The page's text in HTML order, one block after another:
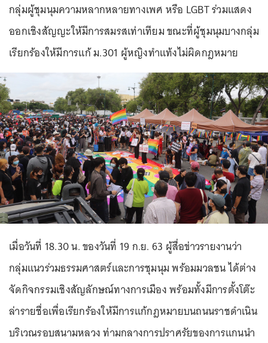
กลุ่มผู้ชุมนุมความหลากหลายทางเพศ หรือ LGBT ร่วมแสดง
ออกเชิงสัญญะให้มีการสมรสเท่าเทียม ขณะที่ผู้ชุมนุมบางกลุ่ม
เรียกร้องให้มีการแก้ ม.301 ผู้หญิงทำแท้งไม่ผิดกฎหมาย
เมื่อวันที่ 18.30 น. ของวันที่ 19 ก.ย. 63 ผู้สื่อข่าวรายงานว่า
กลุ่มแนวร่วมธรรมศาสตร์และการชุมนุม พร้อมมวลชน ได้ต่าง
จัดกิจกรรมเชิงสัญลักษณ์ทางการเมือง พร้อมทั้งมีการตั้งโต๊ะ
ล่ารายชื่อเพื่อเรียกร้องให้มีการแก้กฎหมายบนถนนราชดำเนิน
บริเวณรอบสนามหลวง ท่ามกลางการปราศรัยของการแกนนำ